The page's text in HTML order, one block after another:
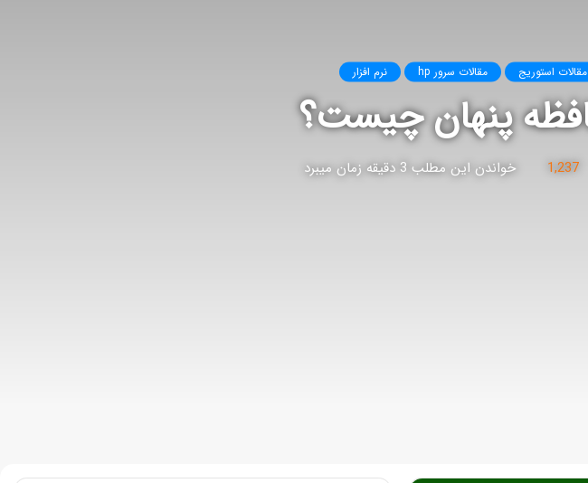
مقالات استوریج مقالات سرور hp نرم افزار
1,237 خواندن این مطلب 3 دقیقه زمان میبرد